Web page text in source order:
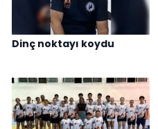
Dinç noktayı koydu